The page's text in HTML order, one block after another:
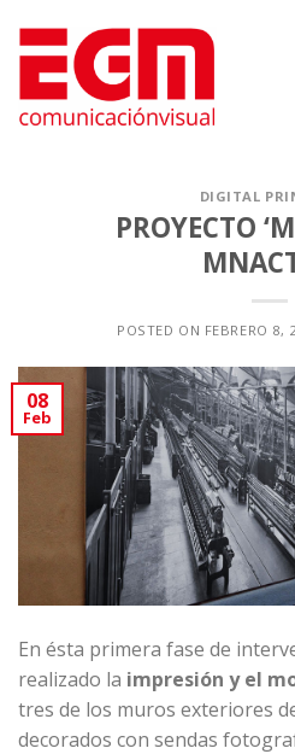
contenido
DIGITAL
PROYECTO
POSTED ON FEBRERO 8,
08
Feb
En ésta primera fase de
realizado la impresión y el
tres de los muros exteriores
decorados con sendas